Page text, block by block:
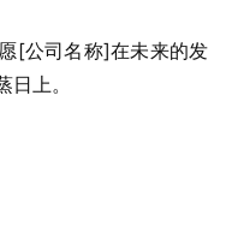
[公司名称]在未来的发
上。